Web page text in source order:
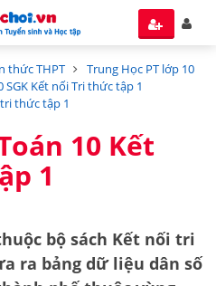
thức THPT
Trung Học PT lớp 10
SGK Kết nối Tri thức tập 1
tri thức tập 1
10 Kết
1
bộ sách Kết nối tri
ra bảng dữ liệu dân số